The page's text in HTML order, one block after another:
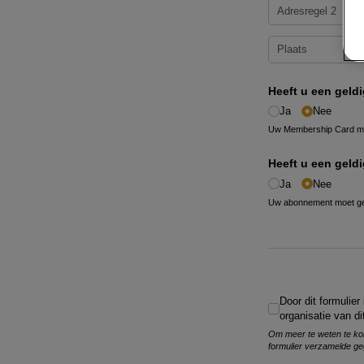
Heeft u een
Ja Nee
Uw Membership Card
Heeft u een
Ja Nee
Uw abonnement moet
Door dit
Door dit
organisatie van
Om meer te weten te
formulier verzamelde